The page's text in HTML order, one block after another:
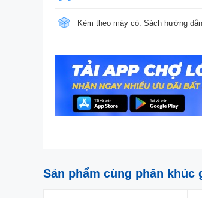
Kèm theo máy có: Sách hướng dẫn
Sản phẩm cùng phân khúc